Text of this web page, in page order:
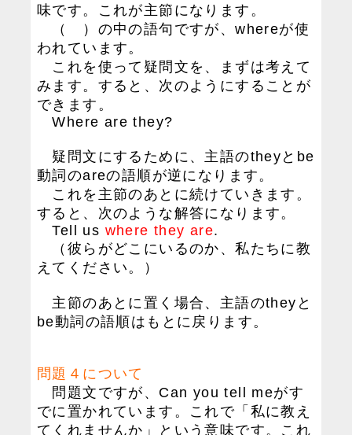
味です。これが主節になります。
（ ）の中の語句ですが、whereが使
われています。
これを使って疑問文を、まずは考えて
みます。すると、次のようにすることが
できます。
Where are they?
疑問文にするために、主語のtheyとbe
動詞のareの語順が逆になります。
これを主節のあとに続けていきます。
すると、次のような解答になります。
Tell us where they are.
（彼らがどこにいるのか、私たちに教
えてください。）
主節のあとに置く場合、主語のtheyと
be動詞の語順はもとに戻ります。
問題４について
問題文ですが、Can you tell meがす
でに置かれています。これで「私に教え
てくれませんか」という意味です。これ